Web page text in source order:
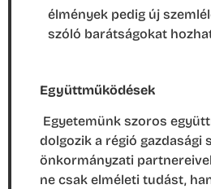
élmények pedig új
szóló barátságokat
Együttműködések
Egyetemünk szoros
dolgozik a régió gazdasági
önkormányzati
ne csak elméleti tudást,